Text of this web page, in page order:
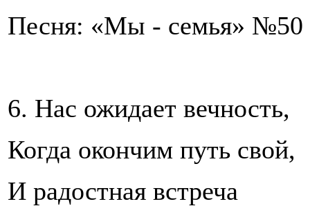
Песня: «Мы - семья» №50
6. Нас ожидает вечность,
Когда окончим путь свой,
И радостная встреча